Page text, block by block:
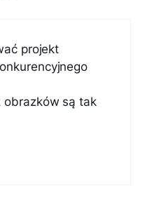
projekt
obrazków są tak